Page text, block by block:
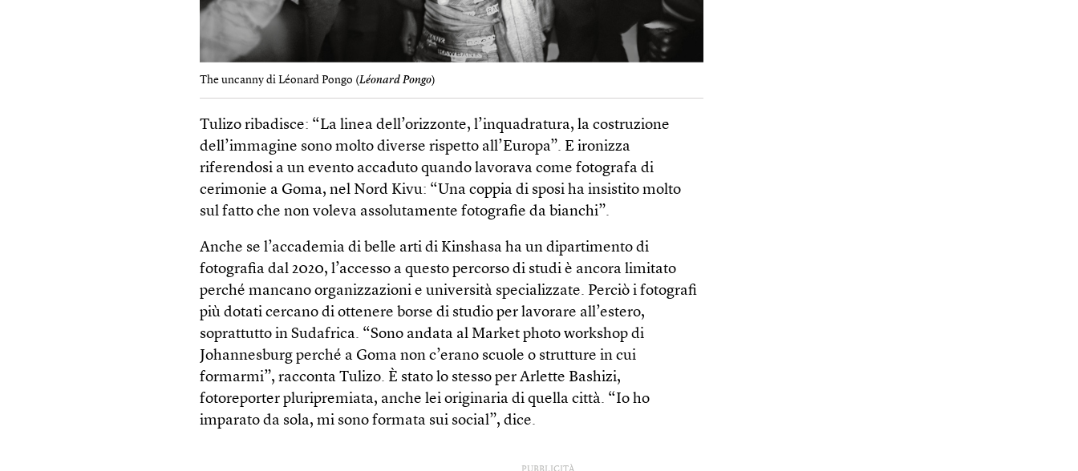
The uncanny di Léonard Pongo (Léonard Pongo)
Tulizo ribadisce: “La linea dell’orizzonte, l’inquadratura, la costruzione
dell’immagine sono molto diverse rispetto all’Europa”. E ironizza
riferendosi a un evento accaduto quando lavorava come fotografa di
cerimonie a Goma, nel Nord Kivu: “Una coppia di sposi ha insistito molto
sul fatto che non voleva assolutamente fotografie da bianchi”.
Anche se l’accademia di belle arti di Kinshasa ha un dipartimento di
fotografia dal 2020, l’accesso a questo percorso di studi è ancora limitato
perché mancano organizzazioni e università specializzate. Perciò i fotografi
più dotati cercano di ottenere borse di studio per lavorare all’estero,
soprattutto in Sudafrica. “Sono andata al Market photo work­shop di
Johannesburg perché a Goma non c’erano scuole o strutture in cui
formarmi”, racconta Tulizo. È stato lo stesso per Arlette Bashizi,
fotoreporter pluripremiata, anche lei originaria di quella città. “Io ho
imparato da sola, mi sono formata sui social”, dice.